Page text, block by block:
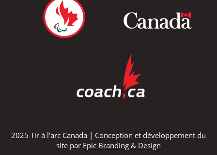
2025 Tir à l’arc Canada | Conception et développement du
site par Epic Branding & Design